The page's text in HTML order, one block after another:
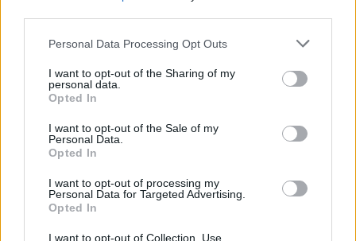
Please note that this website/app uses one or more Google
not limited to your visit or usage behaviour. You may click to
grant or deny consent to Google and its third-party tags to
use your data for below specified purposes in below Google
consent section.
Personal Data Processing Opt Outs
I want to opt-out of the Sharing of my
personal data.
Opted In
I want to opt-out of the Sale of my
Personal Data.
Opted In
I want to opt-out of processing my
Personal Data for Targeted Advertising.
Opted In
I want to opt-out of Collection, Use,
hajápoláshoz elengedhetetlen tápanyagokat
tartalmaznak. Többek között B- és E-vitamint, cinket
és zsírsavakat, amelyeknek egészséges
mennyiségű fogyasztása elősegíti a hajhagymák
működését. Naponta egy kis maréknyinál több nem
javallott. A lenmag és a chia mag magas
mellett a haj fényessége is javul majd.